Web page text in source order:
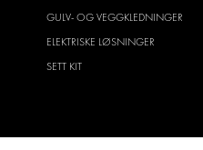
GULV- OG VEGGKLEDNINGER
ELEKTRISKE LØSNINGER
SETT KIT